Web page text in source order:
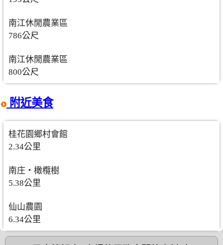
南江休閒農業區
786公尺
南江休閒農業區
800公尺
附近美食
桂花園鄉村會館
2.34公里
南庄‧橄欖樹
5.38公里
仙山農園
6.34公里